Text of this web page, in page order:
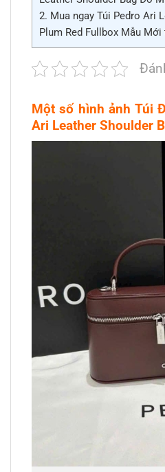
2. Mua ngay Túi Pedro Ari
Plum Red Fullbox Mẫu
Một số hình ảnh Túi
Ari Leather Shoulder